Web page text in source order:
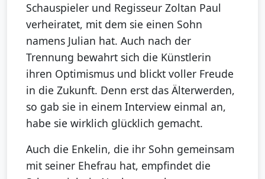
Schauspieler und Regisseur Zoltan Paul
verheiratet, mit dem sie einen Sohn
namens Julian hat. Auch nach der
Trennung bewahrt sich die Künstlerin
ihren Optimismus und blickt voller Freude
in die Zukunft. Denn erst das Älterwerden,
so gab sie in einem Interview einmal an,
habe sie wirklich glücklich gemacht.
Auch die Enkelin, die ihr Sohn gemeinsam
mit seiner Ehefrau hat, empfindet die